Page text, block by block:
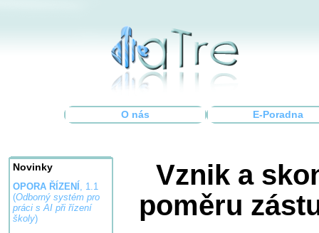
O nás E-Poradna
Novinky
OPORA ŘÍZENÍ , 1.1
(Odborný systém pro
práci s AI při řízení
školy)
Vznik a
poměru